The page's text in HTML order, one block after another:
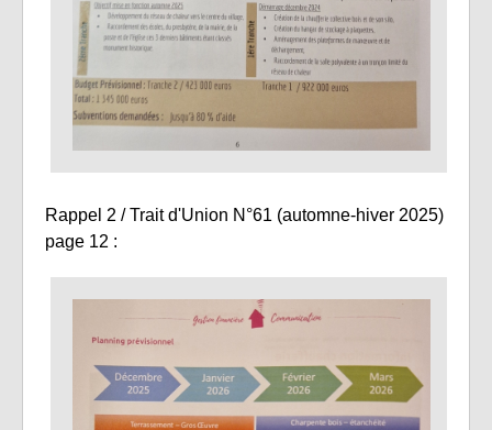
Rappel 2 / Trait d'Union N°61 (automne-hiver 2025)
page 12 :